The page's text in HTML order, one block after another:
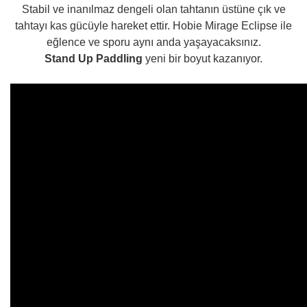
Stabil ve inanılmaz dengeli olan tahtanın üstüne çık ve
tahtayı kas gücüyle hareket ettir. Hobie Mirage Eclipse ile
eğlence ve sporu aynı anda yaşayacaksınız.
Stand Up Paddling yeni bir boyut kazanıyor.